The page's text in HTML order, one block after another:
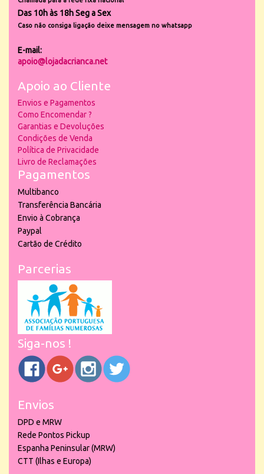
Das 10h às 18h Seg a Sex
Caso não consiga ligação deixe mensagem no whatsapp
E-mail:
apoio@lojadacrianca.net
Apoio ao Cliente
Envios e Pagamentos
Como Encomendar ?
Garantias e Devoluções
Condições de Venda
Política de Privacidade
Livro de Reclamações
Pagamentos
Multibanco
Transferência Bancária
Envio à Cobrança
Paypal
Cartão de Crédito
Parcerias
Siga-nos !
Envios
DPD e MRW
Rede Pontos Pickup
Espanha Peninsular (MRW)
CTT (Ilhas e Europa)